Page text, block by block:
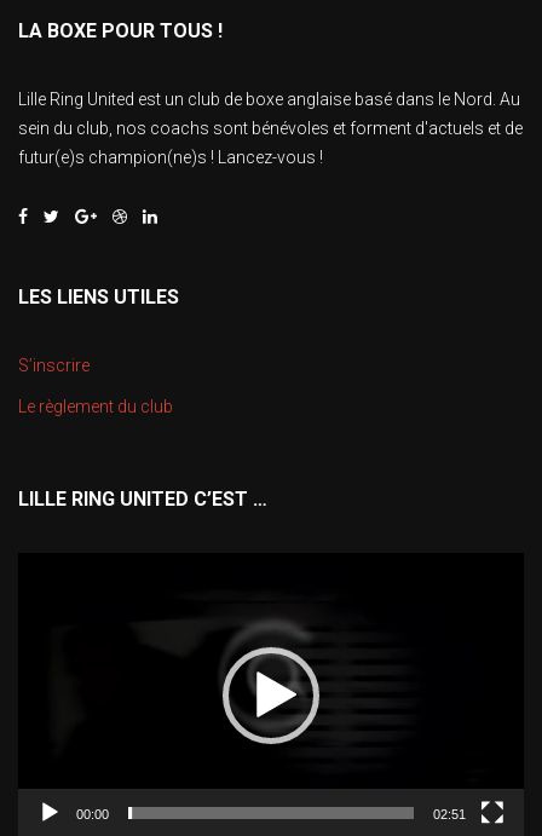
LA BOXE POUR TOUS !
Lille Ring United est un club de boxe anglaise basé dans le Nord. Au
sein du club, nos coachs sont bénévoles et forment d'actuels et de
futur(e)s champion(ne)s ! Lancez-vous !
LES LIENS UTILES
S’inscrire
Le règlement du club
LILLE RING UNITED C’EST …
00:00 02:51